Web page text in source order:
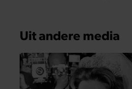
Uit andere media